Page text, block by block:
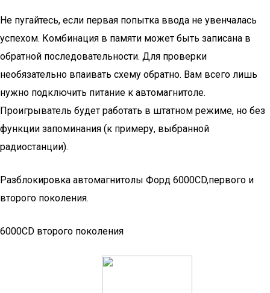
Не пугайтесь, если первая попытка ввода не увенчалась
успехом. Комбинация в памяти может быть записана в
обратной последовательности. Для проверки
необязательно впаивать схему обратно. Вам всего лишь
нужно подключить питание к автомагнитоле.
Проигрыватель будет работать в штатном режиме, но без
функции запоминания (к примеру, выбранной
радиостанции).
Разблокировка автомагнитолы Форд 6000CD,первого и
второго поколения.
6000CD второго поколения